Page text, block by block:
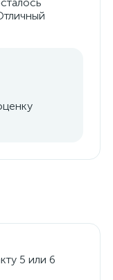
5 или 6